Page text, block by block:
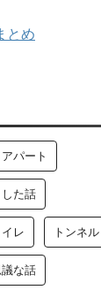
とめ
アパート
た話
イレ トンネル
な話